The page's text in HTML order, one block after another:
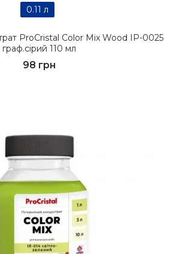
0.11 л
ProCristal Color Mix Wood IР-0025
граф.сірий 110 мл
98 грн